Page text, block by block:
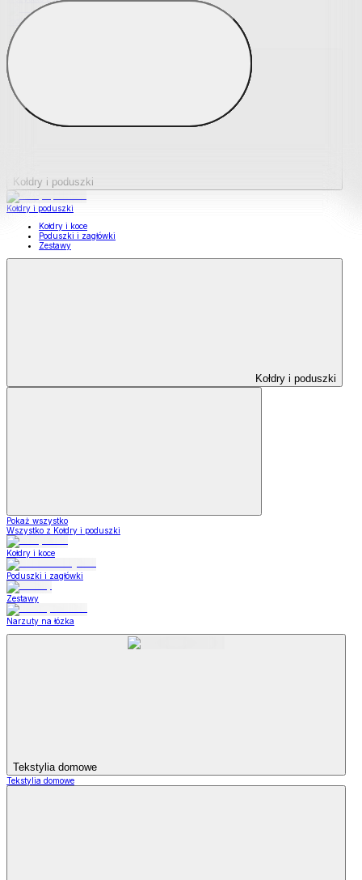
Podkładki na materace
Materace nawierzchniowe
Kołdry i poduszki
Kołdry i poduszki
Kołdry i koce
Poduszki i zagłówki
Zestawy
Kołdry i poduszki
Pokaż wszystko
Wszystko z Kołdry i poduszki
Kołdry i koce
Poduszki i zagłówki
Zestawy
Narzuty na łózka
Tekstylia domowe
Tekstylia domowe